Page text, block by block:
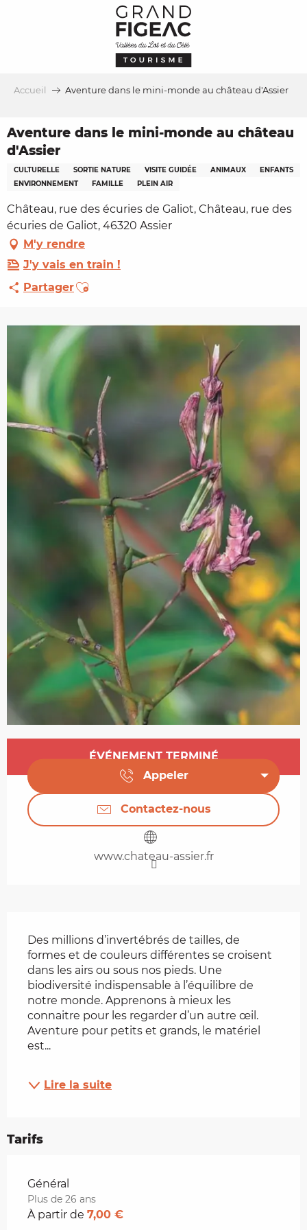
Accueil Aventure dans le mini-monde au château d'Assier
Aventure dans le mini-monde au château
d'Assier
CULTURELLE SORTIE NATURE VISITE GUIDÉE ANIMAUX
ENFANTS
ENVIRONNEMENT
FAMILLE PLEIN AIR
Château, rue des écuries de Galiot, Château, rue des
écuries de Galiot, 46320 Assier
M'y rendre
J'y vais en train !
PartagerAjouter aux favoris
Ouverture et coordonnées
ÉVÉNEMENT TERMINÉ
Appeler
Contactez-nous
www.chateau-assier.fr
Des millions d’invertébrés de tailles, de
formes et de couleurs différentes se croisent
dans les airs ou sous nos pieds. Une
biodiversité indispensable à l’équilibre de
notre monde. Apprenons à mieux les
connaitre pour les regarder d’un autre œil.
Aventure pour petits et grands, le matériel
est...
Lire la suite
Tarifs
Tarifs 2026
Général
Plus de 26 ans
À partir de 7,00 €